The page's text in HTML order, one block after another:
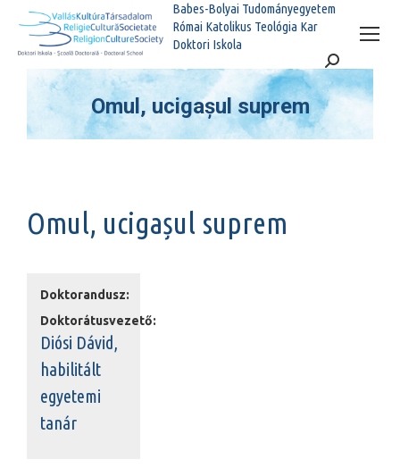
Babes-Bolyai Tudományegyetem
Római Katolikus Teológia Kar
Doktori Iskola
Search:
Omul, ucigașul suprem
You are here:
Omul, ucigașul suprem
Doktorandusz:
Doktorátusvezető:
Diósi Dávid,
habilitált
egyetemi
tanár